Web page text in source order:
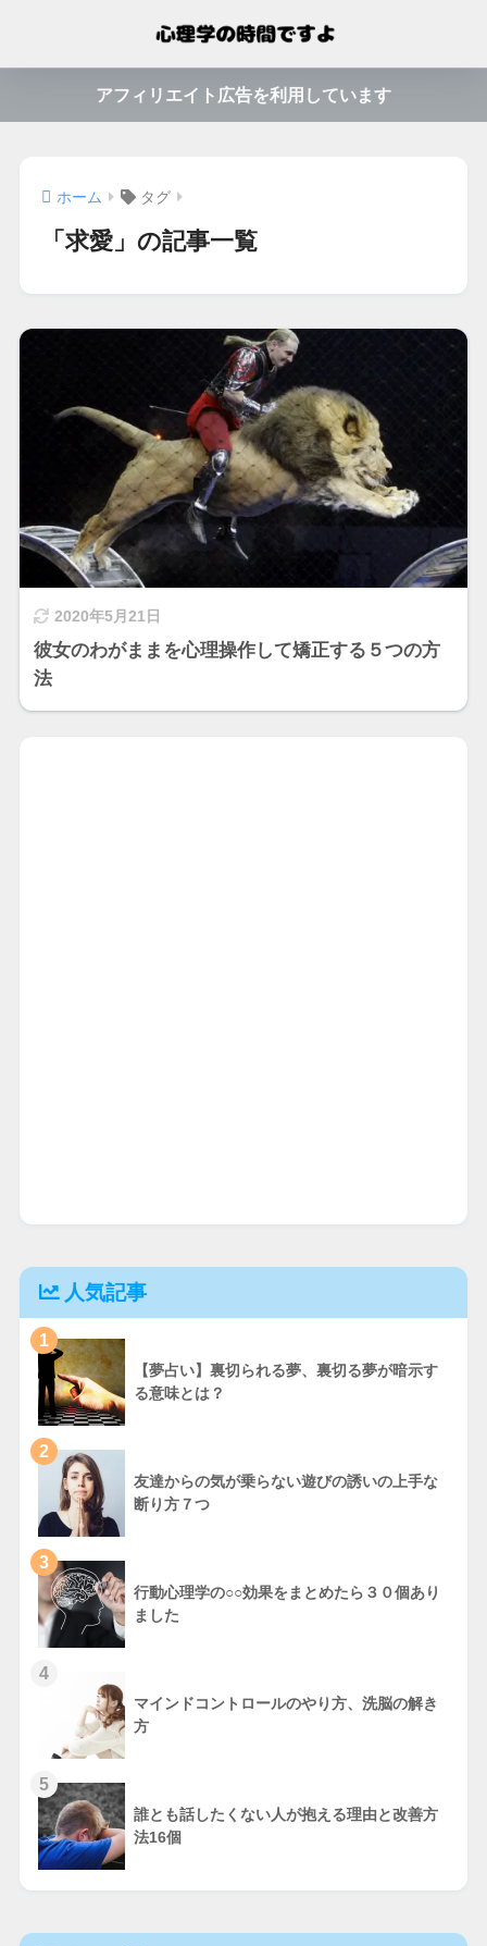
アフィリエイト広告を利用しています
ホーム タグ
「求愛」の記事一覧
2020年5月21日
彼女のわがままを心理操作して矯正する５つの方
法
人気記事
1
【夢占い】裏切られる夢、裏切る夢が暗示す
る意味とは？
2
友達からの気が乗らない遊びの誘いの上手な
断り方７つ
3
行動心理学の○○効果をまとめたら３０個あり
ました
4
マインドコントロールのやり方、洗脳の解き
方
5
誰とも話したくない人が抱える理由と改善方
法16個